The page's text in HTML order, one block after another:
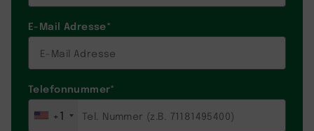
E-Mail Adresse*
Telefonnummer*
+1